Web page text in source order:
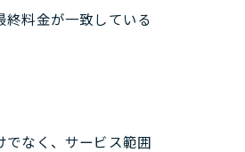
料金が一致している
でなく、サービス範囲